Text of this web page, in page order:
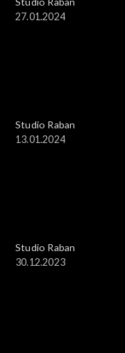
27.01.2024
Studio Raban
13.01.2024
Studio Raban
30.12.2023